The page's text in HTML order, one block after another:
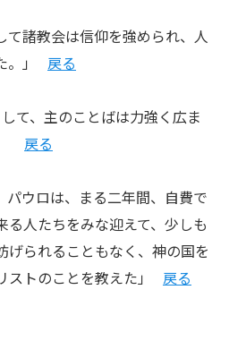
て諸教会は信仰を強められ、人
。」 戻る
て、主のことばは力強く広ま
戻る
ウロは、まる二年間、自費で
る人たちをみな迎えて、少しも
られることもなく、 神の国を
ストのことを教えた」 戻る